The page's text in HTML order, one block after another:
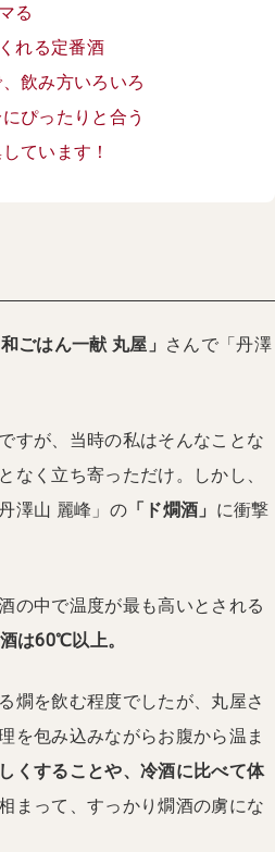
る
れる定番酒
飲み方いろいろ
ぴったりと合う
ています！
ごはん一献 丸屋」 さんで「丹澤
すが、当時の私はそんなことな
なく立ち寄っただけ。しかし、
澤山 麗峰」の「ド燗酒」 に衝撃
の中で温度が最も高いとされる
は60℃以上。
燗を飲む程度でしたが、丸屋さ
を包み込みながらお腹から温ま
くすることや、冷酒に比べて体
まって、すっかり燗酒の虜にな